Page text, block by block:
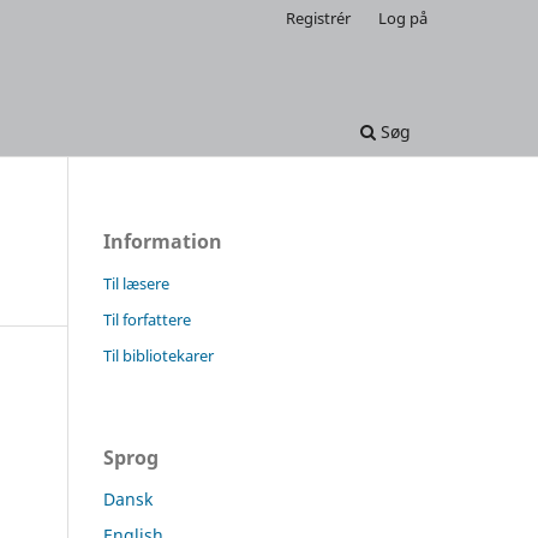
Søg
Registrér Log på
Information
Til læsere
Til forfattere
Til bibliotekarer
Sprog
Dansk